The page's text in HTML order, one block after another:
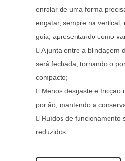
enrolar de uma forma
engatar, sempre na vertical,
guia, apresentando como
A junta entre a blindagem
será fechada, tornando o
compacto;
Menos desgaste e fricção
portão, mantendo a
Ruídos de funcionamento
reduzidos.